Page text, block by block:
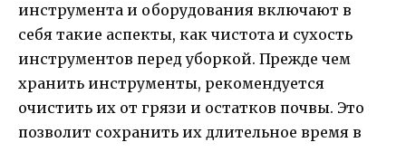
инструмента и оборудования включают в
себя такие аспекты, как чистота и сухость
инструментов перед уборкой. Прежде чем
хранить инструменты, рекомендуется
очистить их от грязи и остатков почвы. Это
позволит сохранить их длительное время в